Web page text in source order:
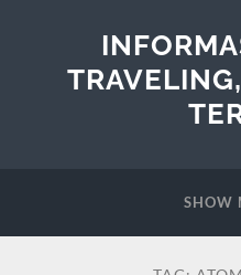
SHOW